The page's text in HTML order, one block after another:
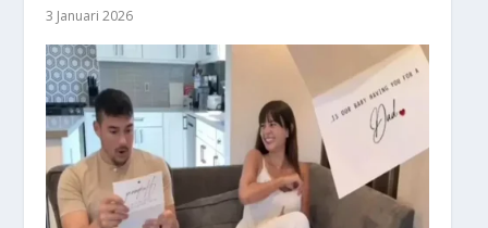
3 Januari 2026